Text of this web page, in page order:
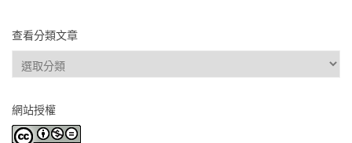
查看分類文章
查
看
類
文
網站授權